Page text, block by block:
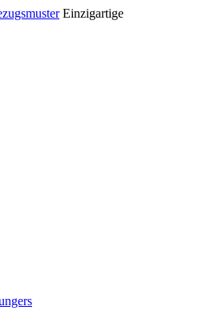
Einzigartige